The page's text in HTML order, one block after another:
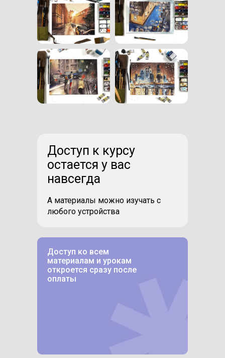
Доступ к курсу
остается у вас
навсегда
А материалы можно изучать с
любого устройства
Доступ ко всем
материалам и урокам
откроется сразу после
оплаты